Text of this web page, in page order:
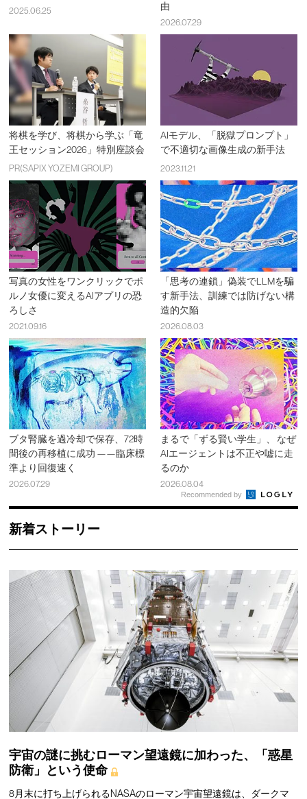
2025.06.25
由
2026.07.29
将棋を学び、将棋から学ぶ「竜
王セッション2026」特別座談会
PR(SAPIX YOZEMI GROUP)
AIモデル、「脱獄プロンプト」
で不適切な画像生成の新手法
2023.11.21
写真の女性をワンクリックでポ
ルノ女優に変えるAIアプリの恐
ろしさ
2021.09.16
「思考の連鎖」偽装でLLMを騙
す新手法、訓練では防げない構
造的欠陥
2026.08.03
ブタ腎臓を過冷却で保存、72時
間後の再移植に成功 ——臨床標
準より回復速く
2026.07.29
まるで「ずる賢い学生」、 なぜ
AIエージェントは不正や嘘に走
るのか
2026.08.04
Recommended by
新着ストーリー
宇宙の謎に挑むローマン望遠鏡に加わった、「惑星
防衛」という使命
8月末に打ち上げられるNASAのローマン宇宙望遠鏡は、ダークマ